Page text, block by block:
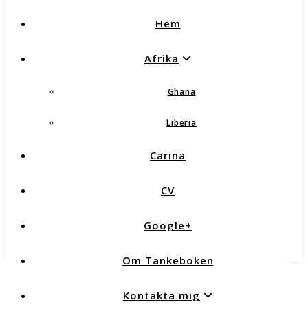
Hem
Afrika
Ghana
Liberia
Carina
CV
Google+
Om Tankeboken
Kontakta mig